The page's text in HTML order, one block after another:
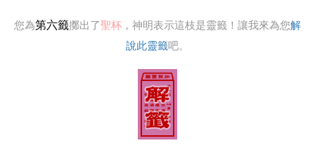
您為第六籤擲出了聖杯 ，神明表示這枝是靈籤！讓我來為您解
說此靈籤吧。